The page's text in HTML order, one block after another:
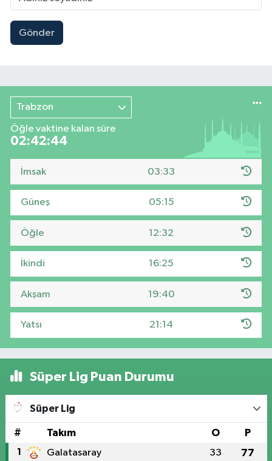
Gönder
Trabzon
Öğle vaktine kalan süre
02:42:44
İmsak 03:33
Güneş 05:15
Öğle 12:32
İkindi 16:25
Akşam 19:40
Yatsı 21:14
Süper Lig Puan Durumu
Süper Lig
# Takım O P
1 Galatasaray 33 77